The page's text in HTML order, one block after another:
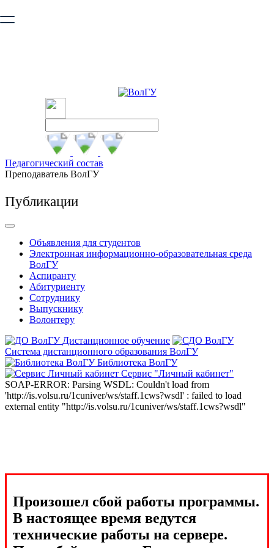
безопасную работу с сайтом. Пожалуйста
Педагогический состав
Преподаватель ВолГУ
Публикации
Объявления для студентов
Электронная информационно-образовательная среда
ВолГУ
Аспиранту
Абитуриенту
Сотруднику
Выпускнику
Волонтеру
Дистанционное обучение
Система дистанционного образования ВолГУ
Библиотека ВолГУ
Сервис "Личный кабинет"
SOAP-ERROR: Parsing WSDL: Couldn't load from
'http://is.volsu.ru/1cuniver/ws/staff.1cws?wsdl' : failed to load
external entity "http://is.volsu.ru/1cuniver/ws/staff.1cws?wsdl"
Произошел сбой работы программы.
В настоящее время ведутся
технические работы на сервере.